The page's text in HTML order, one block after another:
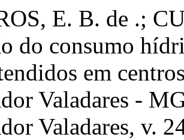
E. B. de .;
do consumo
em
Valadares -
Valadares, v.